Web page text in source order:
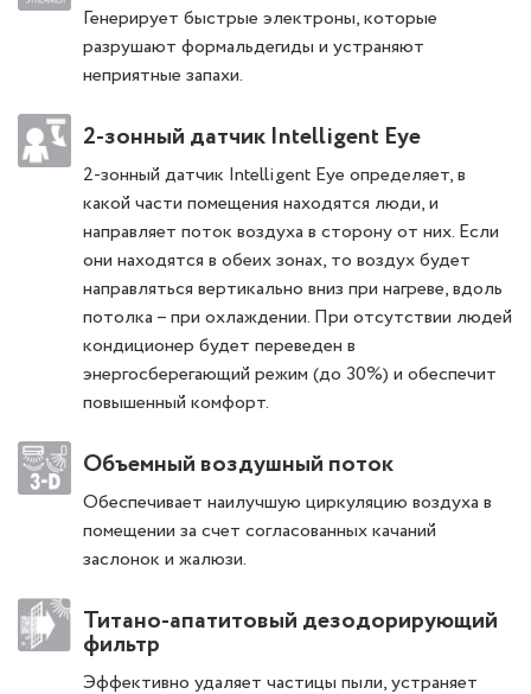
Генерирует быстрые электроны, которые
разрушают формальдегиды и устраняют
неприятные запахи.
2-зонный датчик Intelligent Eye
2-зонный датчик Intelligent Eye определяет, в
какой части помещения находятся люди, и
направляет поток воздуха в сторону от них. Если
они находятся в обеих зонах, то воздух будет
направляться вертикально вниз при нагреве, вдоль
потолка – при охлаждении. При отсутствии людей
кондиционер будет переведен в
энергосберегающий режим (до 30%) и обеспечит
повышенный комфорт.
Объемный воздушный поток
Обеспечивает наилучшую циркуляцию воздуха в
помещении за счет согласованных качаний
заслонок и жалюзи.
Титано-апатитовый дезодорирующий
фильтр
Эффективно удаляет частицы пыли, устраняет